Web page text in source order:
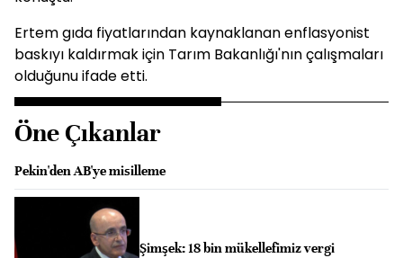
Ertem gıda fiyatlarından kaynaklanan enflasyonist
baskıyı kaldırmak için Tarım Bakanlığı'nın çalışmaları
olduğunu ifade etti.
Öne Çıkanlar
Pekin'den AB'ye misilleme
Şimşek: 18 bin mükellefimiz vergi